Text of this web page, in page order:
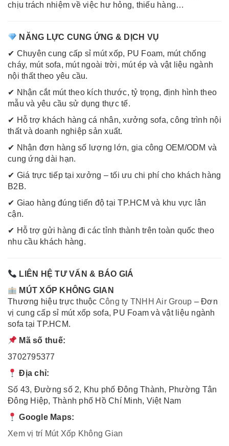
chịu trách nhiệm về việc hư hỏng, thiếu hàng…
NĂNG LỰC CUNG ỨNG & DỊCH VỤ
✔ Chuyên cung cấp sỉ mút xốp, PU Foam, mút chống
cháy, mút sofa, mút ngoài trời, mút ép và vật liệu ngành
nội thất theo yêu cầu.
✔ Nhận cắt mút theo kích thước, tỷ trọng, định hình theo
mẫu và yêu cầu sử dụng thực tế.
✔ Hỗ trợ khách hàng cá nhân, xưởng sofa, công trình nội
thất và doanh nghiệp sản xuất.
✔ Nhận đơn hàng số lượng lớn, gia công OEM/ODM và
cung ứng dài hạn.
✔ Giá trực tiếp tại xưởng – tối ưu chi phí cho khách hàng
B2B.
✔ Giao hàng đúng tiến độ tại TP.HCM và khu vực lân
cận.
✔ Hỗ trợ gửi hàng đi các tỉnh thành trên toàn quốc theo
nhu cầu khách hàng.
LIÊN HỆ TƯ VẤN & BÁO GIÁ
MÚT XỐP KHÔNG GIAN
Thương hiệu trực thuộc Công ty TNHH Air Group – Đơn
vị cung cấp sỉ mút xốp sofa, PU Foam và vật liệu ngành
sofa tại TP.HCM.
Mã số thuế:
3702795377
Địa chỉ:
Số 43, Đường số 2, Khu phố Đông Thành, Phường Tân
Đông Hiệp, Thành phố Hồ Chí Minh, Việt Nam
Google Maps:
Xem vị trí Mút Xốp Không Gian